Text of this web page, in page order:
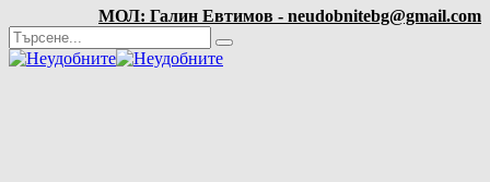
МОЛ: Галин Евтимов - neudobnitebg@gmail.com